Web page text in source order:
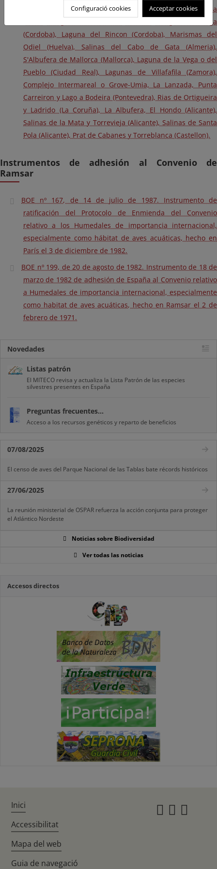
BOE 110/1990. Laguna de Medina (Cadiz), Laguna Salada
(Cadiz), Laguna de Zoñar (Cordoba), Laguna Amarga
(Cordoba), Laguna del Rincon (Cordoba), Marismas del
Odiel (Huelva), Salinas del Cabo de Gata (Almeria),
S'Albufera de Mallorca (Mallorca), Laguna de la Vega o del
Pueblo (Ciudad Real), Lagunas de Villafafila (Zamora),
Complejo Intermareal o Grove-Umia, La Lanzada, Punta
Carreiron y Lago a Bodeira (Pontevedra), Rias de Ortigueira
y Ladrido (La Coruña), La Albufera, El Hondo (Alicante),
Salinas de la Mata y Torrevieja (Alicante), Salinas de Santa
Pola (Alicante), Prat de Cabanes y Torreblanca (Castellon).
Instrumentos de adhesión al Convenio de
Ramsar
BOE nº 167, de 14 de julio de 1987. Instrumento de
ratificación del Protocolo de Enmienda del Convenio
relativo a los Humedales de importancia internacional,
especialmente como hábitat de aves acuáticas, hecho en
París el 3 de diciembre de 1982.
BOE nº 199, de 20 de agosto de 1982. Instrumento de 18 de
marzo de 1982 de adhesión de España al Convenio relativo
a Humedales de importancia internacional, especialmente
como habitat de aves acuáticas, hecho en Ramsar el 2 de
febrero de 1971.
Novedades
Listas patrón
El MITECO revisa y actualiza la Lista Patrón de las especies
silvestres presentes en España
Preguntas frecuentes...
Acceso a los recursos genéticos y reparto de beneficios
07/08/2025
El censo de aves del Parque Nacional de las Tablas bate récords históricos
27/06/2025
La reunión ministerial de OSPAR refuerza la acción conjunta para proteger
el Atlántico Nordeste
Noticias sobre Biodiversidad
Ver todas las noticias
Accesos directos
Configuració cookies Acceptar cookies
Inici
Accessibilitat
Mapa del web
Guia de navegació